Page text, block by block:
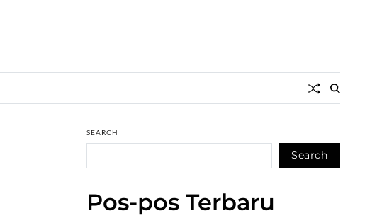
SEARCH
Search
Pos-pos Terbaru